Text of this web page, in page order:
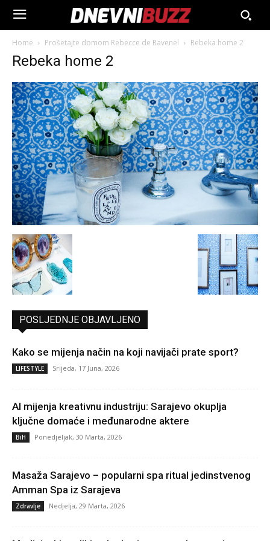
Home Prošetajte domom Rebecce de Ravenel Rebeka home 2
Rebeka home 2
POSLJEDNJE OBJAVLJENO
Kako se mijenja način na koji navijači prate sport?
LIFESTYLE Srijeda, 17 Juna, 2026
AI mijenja kreativnu industriju: Sarajevo okuplja
ključne domaće i međunarodne aktere
BiH Ponedjeljak, 30 Marta, 2026
Masaža Sarajevo – popularni spa ritual jedinstvenog
Amman Spa iz Sarajeva
Zdravlje Nedjelja, 29 Marta, 2026